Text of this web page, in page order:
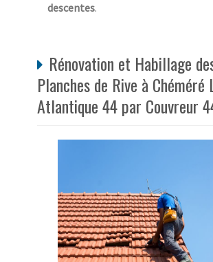
descentes.
Rénovation et Habillage
Planches de Rive à Chéméré
Atlantique 44 par Couvreur